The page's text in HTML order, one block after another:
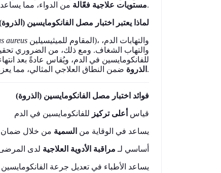
مستويات علاجية فعّالةمن الدواء، مما يساعد في تقليل مخاطر السمية.
لماذا يعتبر اختبار مصل الفانكومايسين
aureus
والتهاب الشغاف. ومع ذلك، من الضروري
للفانكومايسين في الدم، ويُقاس عادةً بعد
الذروة ضمن النطاق العلاجي المثالي، مما يعزز الفعالية ويقلل من آثار الأدوية السامة.
فوائد اختبار مصل الفانكومايسين (الذروة)
قياس أعلى تركيز للفانكومايسين في الدم
يساعد في الوقاية من السمية من خلال ضمان
أساسي لـ مراقبة الأدوية العلاجية لدى المرضى
يساعد الأطباء في تعديل جرعة